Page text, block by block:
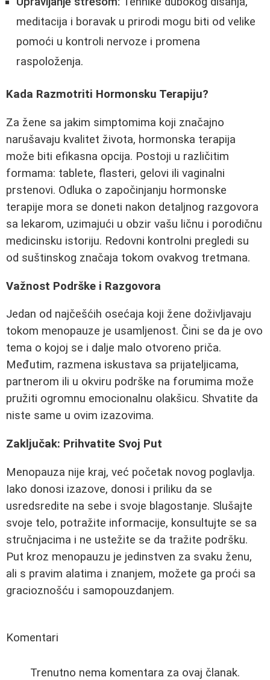
meditacija i boravak u prirodi mogu biti od velike
pomoći u kontroli nervoze i promena
raspoloženja.
Kada Razmotriti Hormonsku Terapiju?
Za žene sa jakim simptomima koji značajno
narušavaju kvalitet života, hormonska terapija
može biti efikasna opcija. Postoji u različitim
formama: tablete, flasteri, gelovi ili vaginalni
prstenovi. Odluka o započinjanju hormonske
terapije mora se doneti nakon detaljnog razgovora
sa lekarom, uzimajući u obzir vašu ličnu i porodičnu
medicinsku istoriju. Redovni kontrolni pregledi su
od suštinskog značaja tokom ovakvog tretmana.
Važnost Podrške i Razgovora
Jedan od najčešćih osećaja koji žene doživljavaju
tokom menopauze je usamljenost. Čini se da je ovo
tema o kojoj se i dalje malo otvoreno priča.
Međutim, razmena iskustava sa prijateljicama,
partnerom ili u okviru podrške na forumima može
pružiti ogromnu emocionalnu olakšicu. Shvatite da
niste same u ovim izazovima.
Zaključak: Prihvatite Svoj Put
Menopauza nije kraj, već početak novog poglavlja.
Iako donosi izazove, donosi i priliku da se
usredsredite na sebe i svoje blagostanje. Slušajte
svoje telo, potražite informacije, konsultujte se sa
stručnjacima i ne ustežite se da tražite podršku.
Put kroz menopauzu je jedinstven za svaku ženu,
ali s pravim alatima i znanjem, možete ga proći sa
gracioznošću i samopouzdanjem.
Komentari
Trenutno nema komentara za ovaj članak.